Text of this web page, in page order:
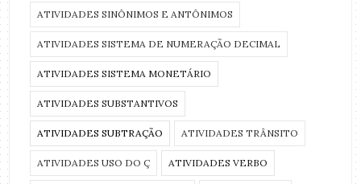
ATIVIDADES SINÔNIMOS E ANTÔNIMOS
ATIVIDADES SISTEMA DE NUMERAÇÃO DECIMAL
ATIVIDADES SISTEMA MONETÁRIO
ATIVIDADES SUBSTANTIVOS
ATIVIDADES SUBTRAÇÃO ATIVIDADES TRÂNSITO
ATIVIDADES USO DO Ç ATIVIDADES VERBO